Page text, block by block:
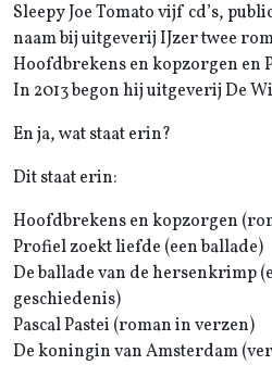
Sleepy Joe Tomato vijf cd’s,
naam bij uitgeverij IJzer twee
Hoofdbrekens en kopzorgen en
In 2013 begon hij uitgeverij De
En ja, wat staat erin?
Dit staat erin:
Hoofdbrekens en kopzorgen
Profiel zoekt liefde (een ballade)
De ballade van de hersenkrimp
geschiedenis)
Pascal Pastei (roman in verzen)
De koningin van Amsterdam